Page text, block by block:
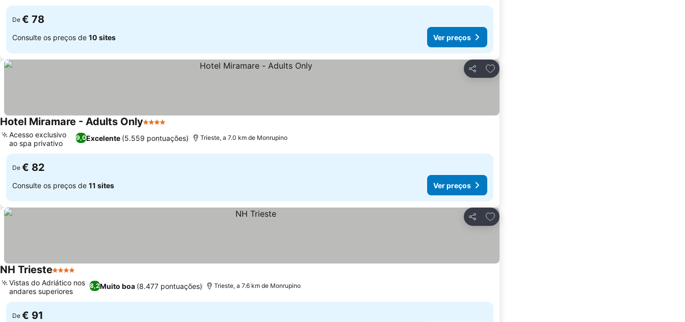
De € 78
Consulte os preços de 10 sites Ver preços
Partilhar
Adicionar aos favoritos
Hotel Miramare - Adults Only4 Estrelas
9,0Excelente (5.559 pontuações)
Acesso exclusivo
ao spa privativo
Trieste, a 7.0 km de Monrupino
De € 82
Consulte os preços de 11 sites Ver preços
Partilhar
Adicionar aos favoritos
NH Trieste4 Estrelas
8,2Muito boa (8.477 pontuações)
Vistas do Adriático nos
andares superiores
Trieste, a 7.6 km de Monrupino
De € 91